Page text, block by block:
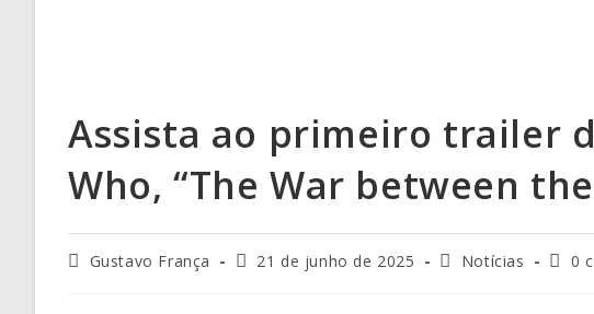
Assista ao primeiro trailer
Who, “The War between
Gustavo França 21 de junho de 2025 Notícias 0